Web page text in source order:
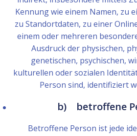
Kennung wie einem Namen, zu
zu Standortdaten, zu einer
einem oder mehreren
Ausdruck der physischen,
genetischen, psychischen,
kulturellen oder sozialen
Person sind, identifiziert
b) betroffene
Betroffene Person ist jede